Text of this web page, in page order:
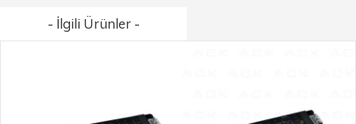
- İlgili Ürünler -